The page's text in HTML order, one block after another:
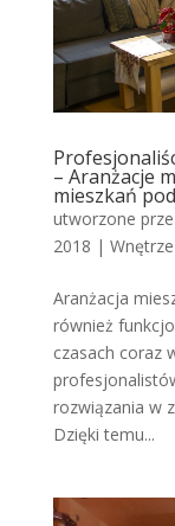
– Aranżacje
mieszkań
utworzone
2018 | Wnętrze
Aranżacja
również
czasach coraz
rozwiązania w
Dzięki temu...